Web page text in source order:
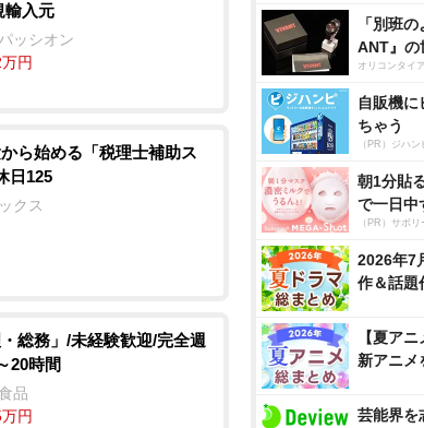
輸入元
ッシオン
円
ら始める「税理士補助ス
日125
クス
・総務」/未経験歓迎/完全週
20時間
品
円
「別班
ANT』の
オリコンタイ
自販機に
ちゃう
（PR）ジハン
朝1分貼
で一日中
（PR）サボリ
2026年7
作＆話題
【夏ア
新アニメ
芸能界を